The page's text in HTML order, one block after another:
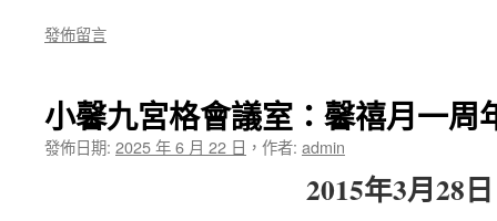
發佈留言
小馨九宮格會議室：馨禧月一周
發佈日期: 2025 年 6 月 22 日 ， 作者: admin
2015年3月28日